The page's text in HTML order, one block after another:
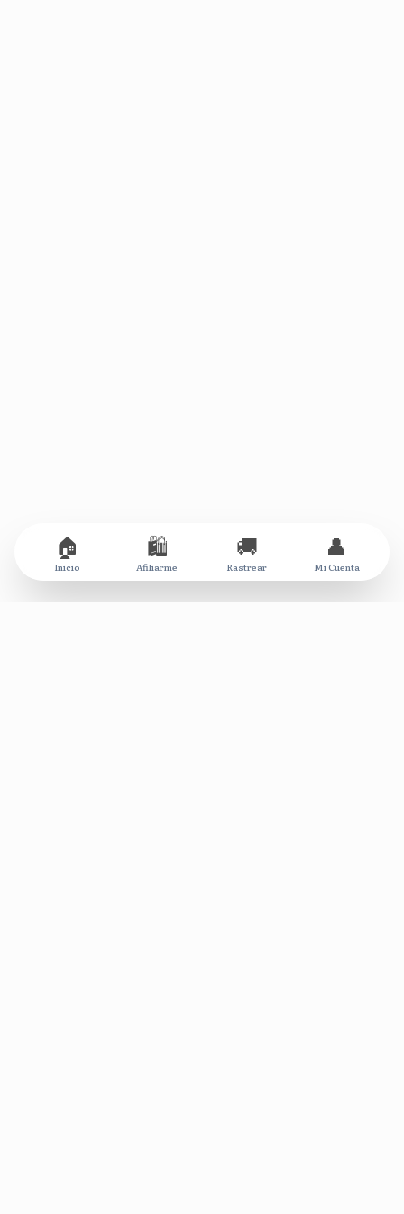
🏠
Inicio
🛍️
Afiliarme
🚚
Rastrear
👤
Mi Cuenta